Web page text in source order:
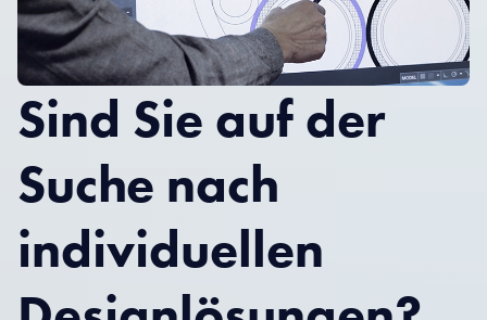
Sind Sie auf der
Suche nach
individuellen